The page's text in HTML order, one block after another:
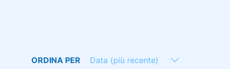
ORDINA PER Data (più recente)